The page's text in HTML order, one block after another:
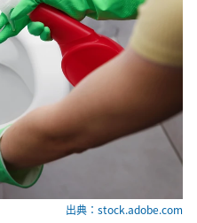
出典：stock.adobe.com